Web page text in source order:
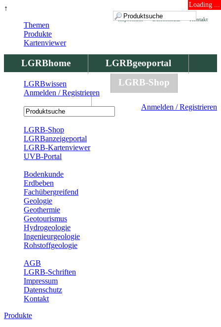
↑ Loading ...
Kontakt
Datenschutz
Impressum
LGRBhome
LGRBgeoportal
LGRBbohrungen
LGRB-Shop
Anmelden / Registrieren
Themen
Produkte
Kartenviewer
LGRBwissen
Anmelden / Registrieren
LGRB-Shop
LGRBanzeigeportal
LGRB-Kartenviewer
UVB-Portal
Bodenkunde
Erdbeben
Fachübergreifend
Geologie
Geothermie
Geotourismus
Hydrogeologie
Ingenieurgeologie
Rohstoffgeologie
AGB
LGRB-Schriften
Impressum
Datenschutz
Kontakt
Produkte